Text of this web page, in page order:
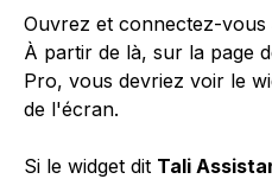
Ouvrez et connectez-vous
À partir de là, sur la page
Pro, vous devriez voir le
de l'écran.
Si le widget dit Tali